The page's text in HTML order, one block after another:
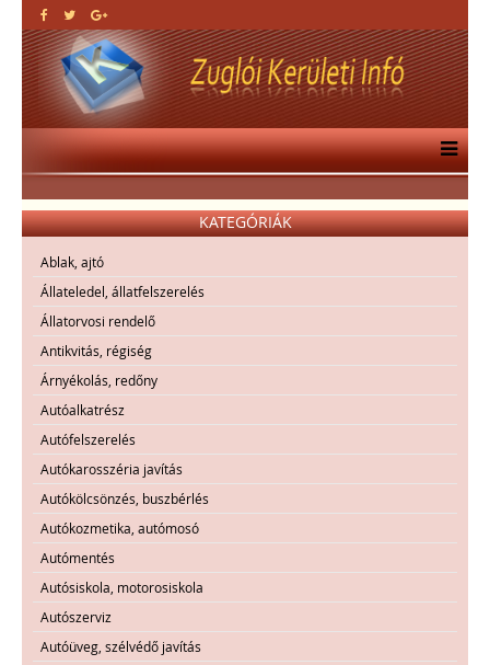
KATEGÓRIÁK
Ablak, ajtó
Állateledel, állatfelszerelés
Állatorvosi rendelő
Antikvitás, régiség
Árnyékolás, redőny
Autóalkatrész
Autófelszerelés
Autókarosszéria javítás
Autókölcsönzés, buszbérlés
Autókozmetika, autómosó
Autómentés
Autósiskola, motorosiskola
Autószerviz
Autóüveg, szélvédő javítás